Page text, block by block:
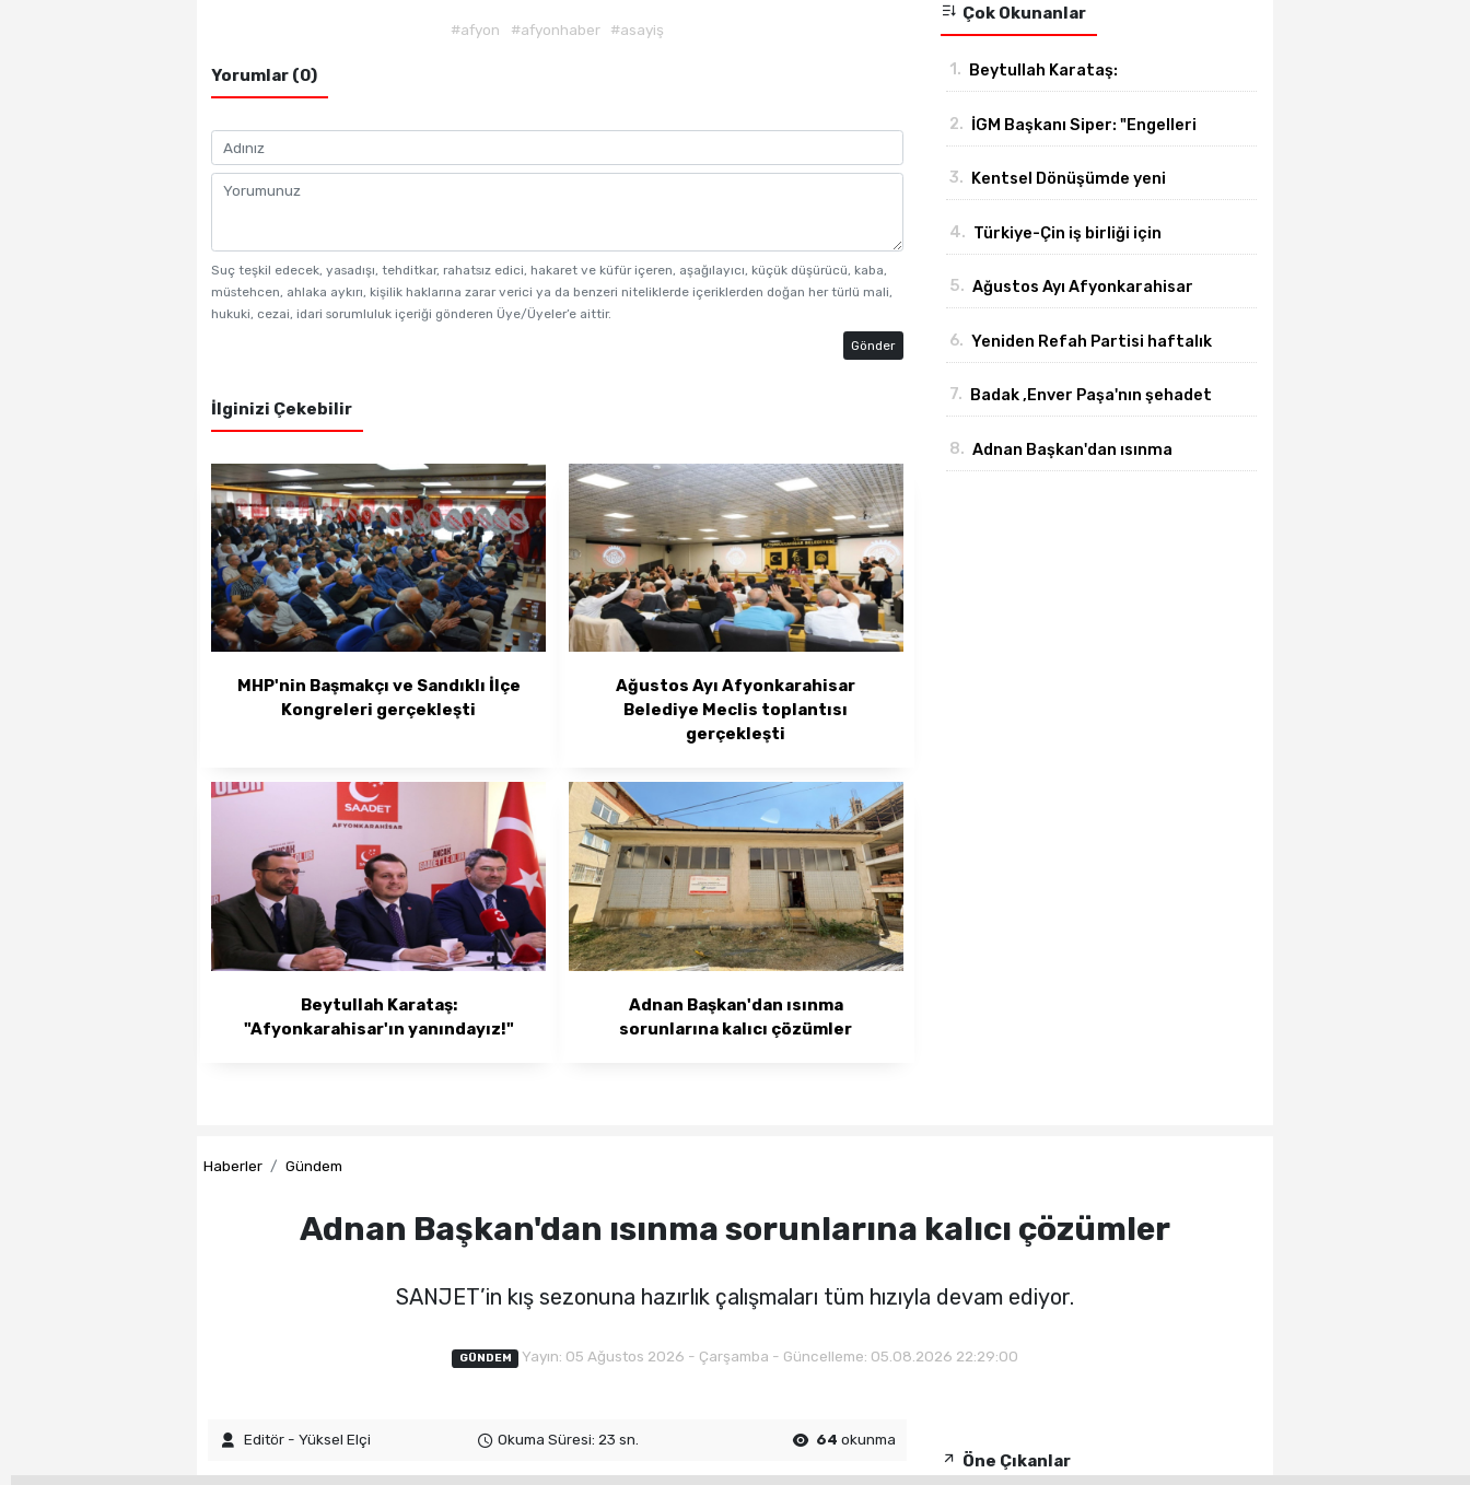
#afyon #afyonhaber #asayiş
Yorumlar (0)
Suç teşkil edecek, yasadışı, tehditkar, rahatsız edici, hakaret ve küfür içeren, aşağılayıcı, küçük düşürücü, kaba,
müstehcen, ahlaka aykırı, kişilik haklarına zarar verici ya da benzeri niteliklerde içeriklerden doğan her türlü mali,
hukuki, cezai, idari sorumluluk içeriği gönderen Üye/Üyeler’e aittir.
Gönder
İlginizi Çekebilir
MHP'nin Başmakçı ve Sandıklı İlçe
Kongreleri gerçekleşti
Ağustos Ayı Afyonkarahisar
Belediye Meclis toplantısı
gerçekleşti
Beytullah Karataş:
"Afyonkarahisar'ın yanındayız!"
Adnan Başkan'dan ısınma
sorunlarına kalıcı çözümler
Çok Okunanlar
1. Beytullah Karataş:
2. İGM Başkanı Siper: "Engelleri
3. Kentsel Dönüşümde yeni
4. Türkiye-Çin iş birliği için
gerçekleşti
5. Ağustos Ayı Afyonkarahisar
gerçekleşti
6. Yeniden Refah Partisi haftalık
7. Badak ,Enver Paşa'nın şehadet
yayımladı
8. Adnan Başkan'dan ısınma
Haberler Gündem
Adnan Başkan'dan ısınma sorunlarına kalıcı çözümler
SANJET’in kış sezonuna hazırlık çalışmaları tüm hızıyla devam ediyor.
GÜNDEM Yayın: 05 Ağustos 2026 - Çarşamba - Güncelleme: 05.08.2026 22:29:00
Editör - Yüksel Elçi Okuma Süresi: 23 sn. 64 okunma
Öne Çıkanlar